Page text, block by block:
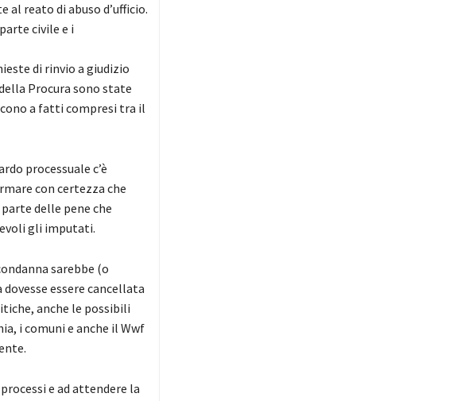
al reato di abuso d’ufficio.
civile e i
di rinvio a giudizio
Procura sono state
a fatti compresi tra il
processuale c’è
con certezza che
delle pene che
gli imputati.
sarebbe (o
essere cancellata
anche le possibili
i comuni e anche il Wwf
e ad attendere la